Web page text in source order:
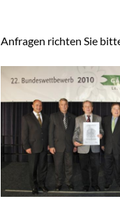
Anfragen richten Sie